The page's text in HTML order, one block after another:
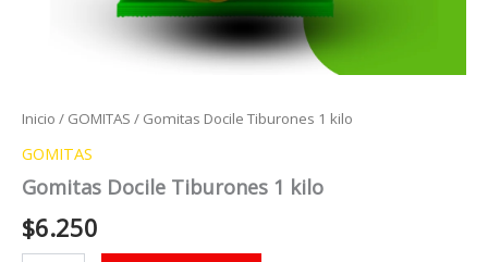
Inicio / GOMITAS / Gomitas Docile Tiburones 1 kilo
GOMITAS
Gomitas Docile Tiburones 1 kilo
$6.250